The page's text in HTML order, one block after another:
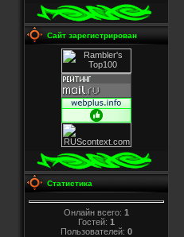
Сайт зарегистрирован
Статистика
Онлайн всего: 1
Гостей: 1
Пользователей: 0